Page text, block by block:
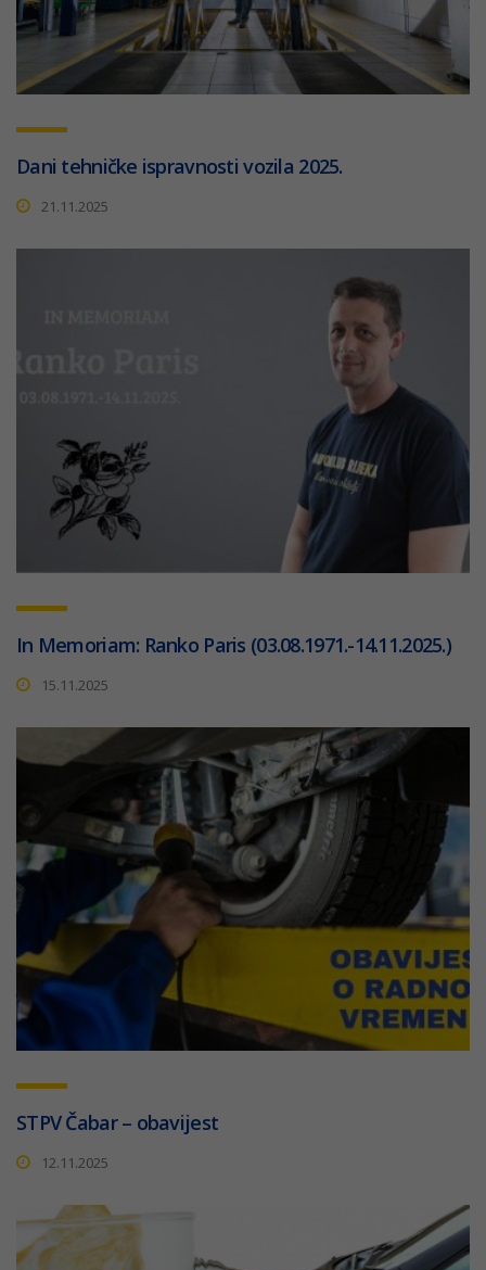
Dani tehničke ispravnosti vozila 2025.
21.11.2025
In Memoriam: Ranko Paris (03.08.1971.-14.11.2025.)
15.11.2025
STPV Čabar – obavijest
12.11.2025